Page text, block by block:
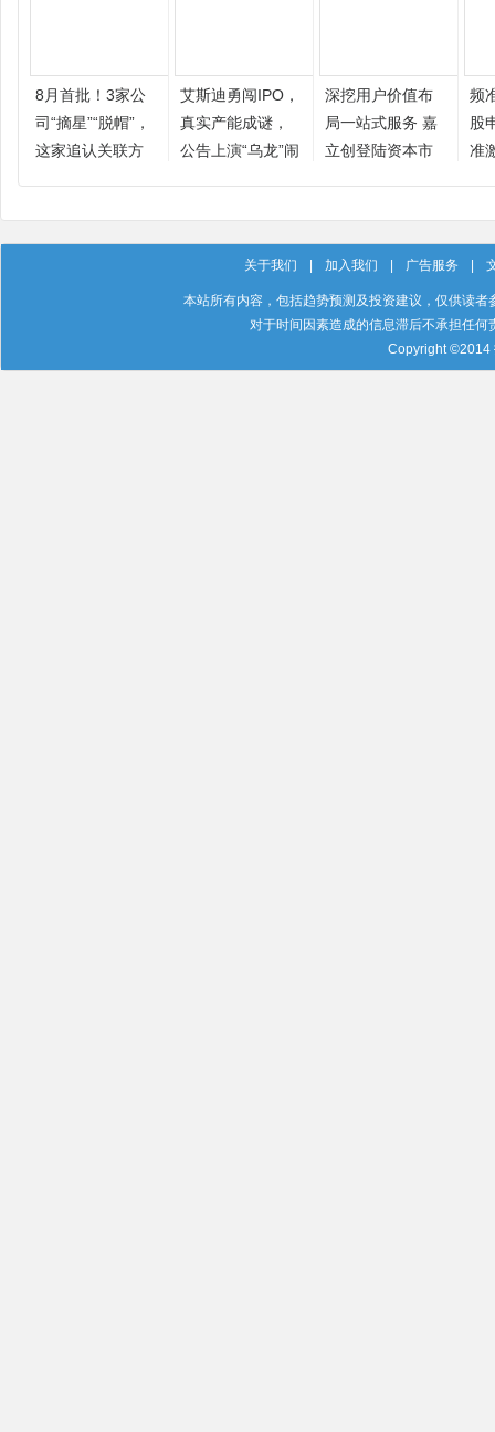
8月首批！3家公
司“摘星”“脱帽”，
这家追认关联方
艾斯迪勇闯IPO，
真实产能成谜，
公告上演“乌龙”闹
深挖用户价值布
局一站式服务 嘉
立创登陆资本市
频
股
准
关于我们 加入我们 广告服务
本站所有内容，包括趋势预测及投资建议，仅供读
对于时间因素造成的信息滞后不承担任
Copyright ©2014